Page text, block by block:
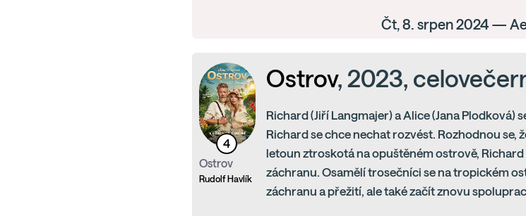
Čt, 8. srpen 2024 —
4
Ostrov
Rudolf Havlík
Ostrov, 2023,
Richard (Jiří Langmajer) a Alice (Jana
Richard se chce nechat rozvést. Rozhodnou se,
letoun ztroskotá na opuštěném ostrově,
záchranu. Osamělí trosečníci se na tropickém
záchranu a přežití, ale také začít znovu